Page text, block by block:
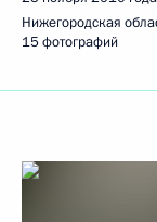
Нижегородская
15 фотографий